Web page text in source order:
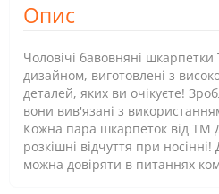
Опис
Чоловічі бавовняні
дизайном, виготовлені з
деталей, яких ви очікуєте!
вони вив'язані з
Кожна пара шкарпеток від
розкішні відчуття при
можна довіряти в питаннях